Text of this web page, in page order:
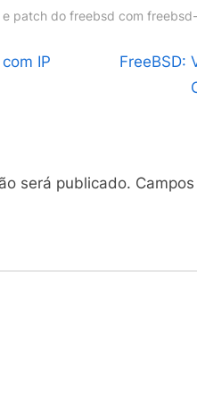
e patch do freebsd com
IP
N
o
:
FreeBSD:
será publicado.